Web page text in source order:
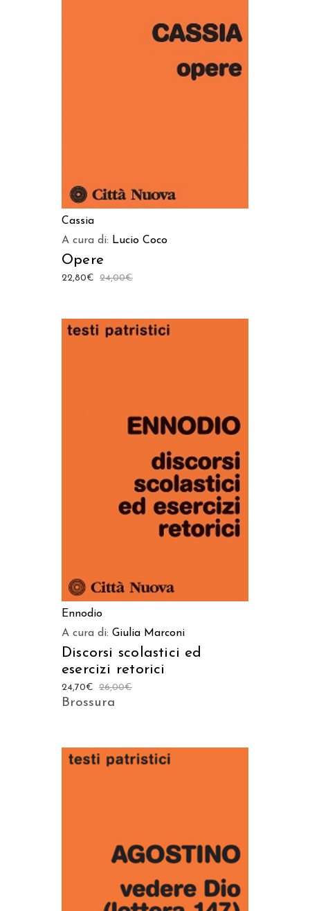
AGGIUNGI AL CARRELLO
Cassia
A cura di: Lucio Coco
Opere
24,00€
22,80€
AGGIUNGI AL CARRELLO
Ennodio
A cura di: Giulia Marconi
Discorsi scolastici ed
esercizi retorici
26,00€
24,70€
Brossura
AGGIUNGI AL CARRELLO